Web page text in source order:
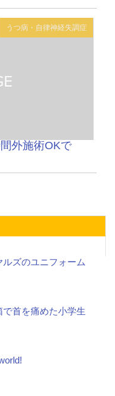
うつ病・自律神経失調症
外施術OKで
ルズのユニフォーム
で首を痛めた小学生